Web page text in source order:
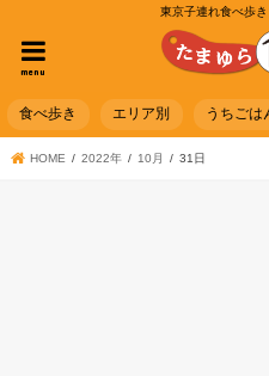
東京子連れ食べ歩
menu
食べ歩き エリア別 うちごは
HOME 2022年 10月 31日